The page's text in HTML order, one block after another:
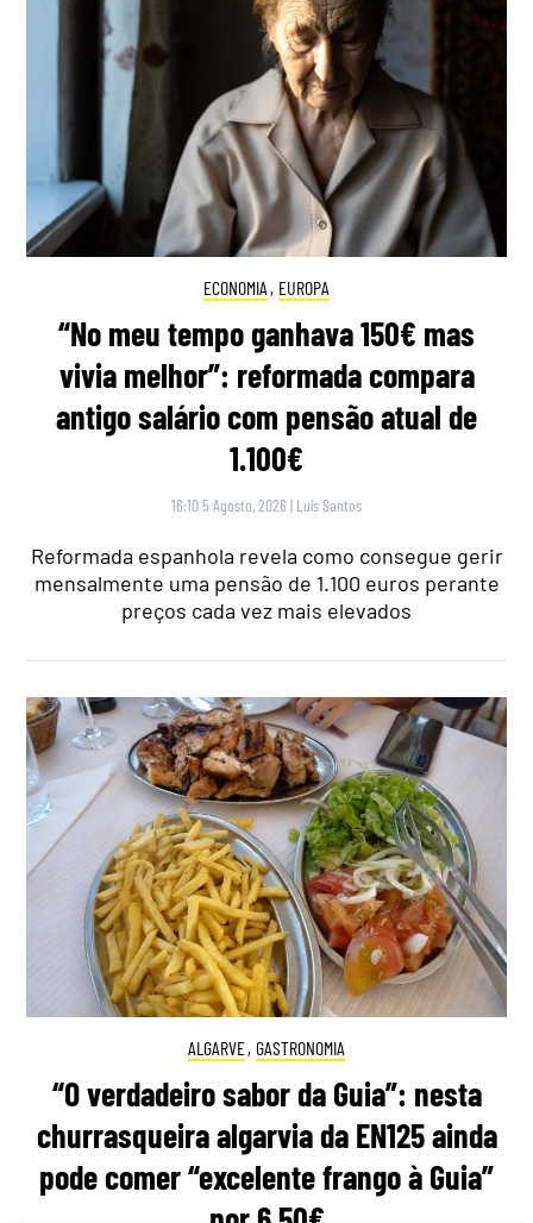
ECONOMIA , EUROPA
“No meu tempo ganhava 150€ mas
vivia melhor”: reformada compara
antigo salário com pensão atual de
1.100€
16:10 5 Agosto, 2026 | Luís Santos
Reformada espanhola revela como consegue gerir
mensalmente uma pensão de 1.100 euros perante
preços cada vez mais elevados
ALGARVE, GASTRONOMIA
“O verdadeiro sabor da Guia”: nesta
churrasqueira algarvia da EN125 ainda
pode comer “excelente frango à Guia”